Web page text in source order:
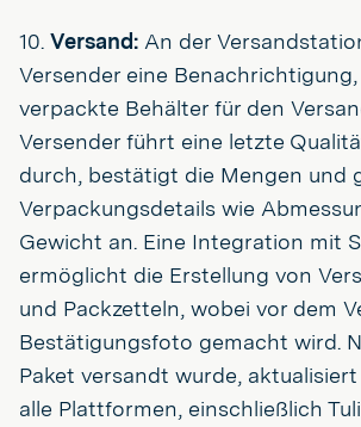
10. Versand: An der
Versender eine
verpackte Behälter für den
Versender führt eine letzte
durch, bestätigt die Mengen und
Verpackungsdetails wie
Gewicht an. Eine Integration mit
ermöglicht die Erstellung von
und Packzetteln, wobei vor dem
Bestätigungsfoto gemacht wird.
Paket versandt wurde,
alle Plattformen, einschließlich